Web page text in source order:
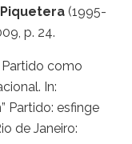
(1995-
p. 24.
Partido como
In:
Partido: esfinge
de Janeiro: